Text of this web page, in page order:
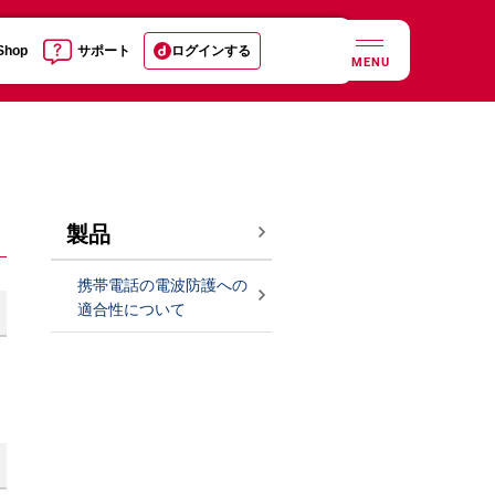
サポート ログインする
MENU
製品
携帯電話の電波防護への
適合性について